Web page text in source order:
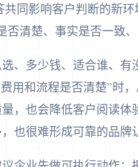
同影响客户判断的新
清楚、事实是否一致
、多少钱、适合谁、
用和流程是否清楚”时
，也会降低客户阅读
也很难形成可靠的品牌